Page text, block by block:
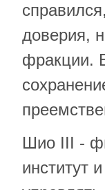
доверия,
фракции.
Шио III -
институт